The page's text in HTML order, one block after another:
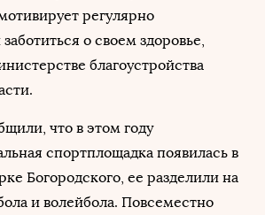
регулярно
о своем здоровье,
благоустройства
что в этом году
спортплощадка появилась в
Богородского, ее разделили на
и волейбола. Повсеместно